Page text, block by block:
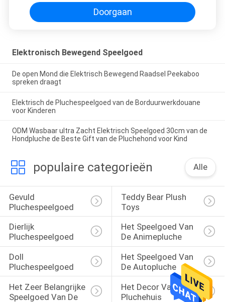
Doorgaan
Elektronisch Bewegend Speelgoed
De open Mond die Elektrisch Bewegend Raadsel Peekaboo
spreken draagt
Elektrisch de Pluchespeelgoed van de Borduurwerkdouane
voor Kinderen
ODM Wasbaar ultra Zacht Elektrisch Speelgoed 30cm van de
Hondpluche de Beste Gift van de Pluchehond voor Kind
populaire categorieën Alle
Gevuld
Pluchespeelgoed
Teddy Bear Plush
Toys
Dierlijk
Pluchespeelgoed
Het Speelgoed Van
De Animepluche
Doll
Pluchespeelgoed
Het Speelgoed Van
De Autopluche
Het Zeer Belangrijke
Speelgoed Van De
Het Decor Van Het
Pluchehuis